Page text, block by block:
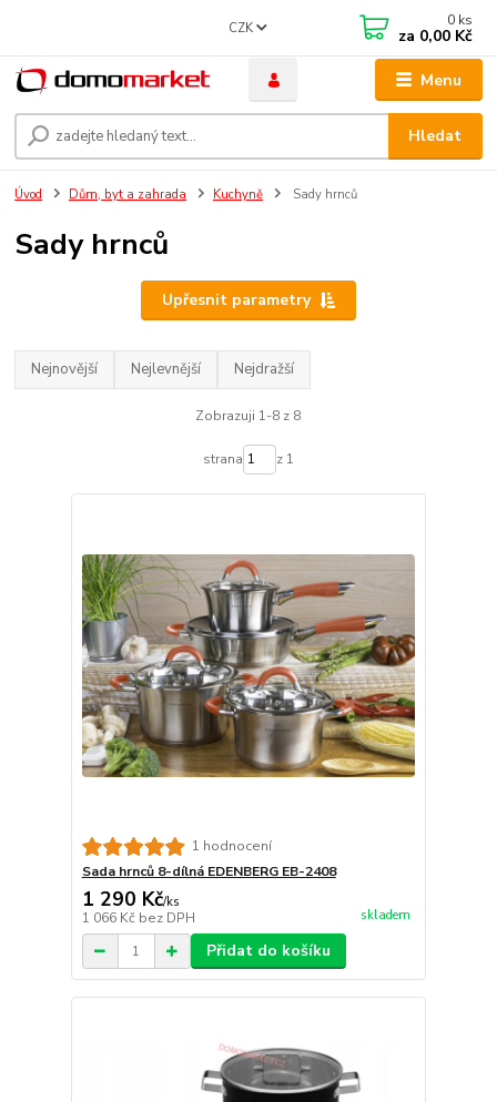
Menu
CZK
Hledat
0 ks
za 0,00 Kč
Úvod Dům, byt a zahrada Kuchyně Sady hrnců
Sady hrnců
Upřesnit parametry
Nejnovější Nejlevnější Nejdražší
Zobrazuji 1-8 z 8
strana z 1
1 hodnocení
Sada hrnců 8-dílná EDENBERG EB-2408
1 290 Kč/ks
1 066 Kč bez DPH skladem
Přidat do košíku